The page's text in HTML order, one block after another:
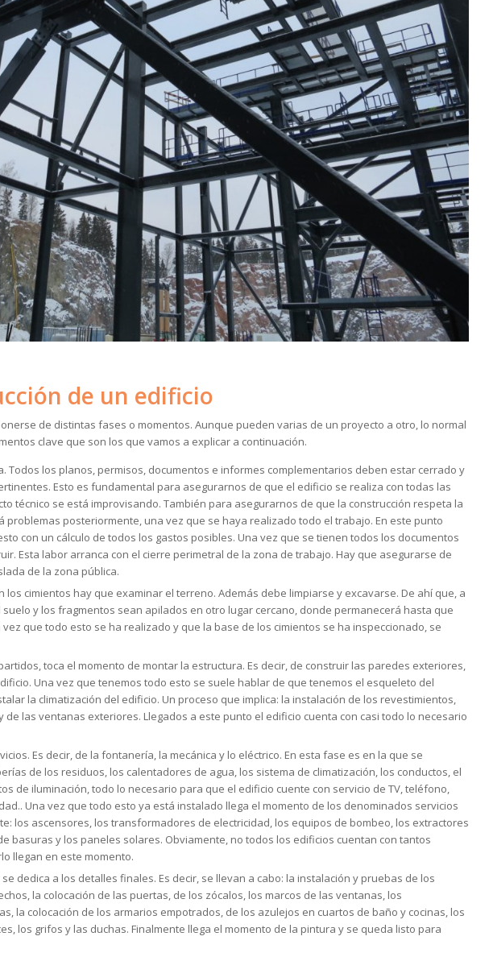
de un edificio
de distintas fases o momentos. Aunque pueden varias de un proyecto a otro, lo normal
clave que son los que vamos a explicar a continuación.
Todos los planos, permisos, documentos e informes complementarios deben estar cerrado y
Esto es fundamental para asegurarnos de que el edificio se realiza con todas las
técnico se está improvisando. También para asegurarnos de que la construcción respeta la
problemas posteriormente, una vez que se haya realizado todo el trabajo. En este punto
con un cálculo de todos los gastos posibles. Una vez que se tienen todos los documentos
Esta labor arranca con el cierre perimetral de la zona de trabajo. Hay que asegurarse de
de la zona pública.
los cimientos hay que examinar el terreno. Además debe limpiarse y excavarse. De ahí que, a
y los fragmentos sean apilados en otro lugar cercano, donde permanecerá hasta que
que todo esto se ha realizado y que la base de los cimientos se ha inspeccionado, se
toca el momento de montar la estructura. Es decir, de construir las paredes exteriores,
Una vez que tenemos todo esto se suele hablar de que tenemos el esqueleto del
la climatización del edificio. Un proceso que implica: la instalación de los revestimientos,
de las ventanas exteriores. Llegados a este punto el edificio cuenta con casi todo lo necesario
Es decir, de la fontanería, la mecánica y lo eléctrico. En esta fase es en la que se
de los residuos, los calentadores de agua, los sistema de climatización, los conductos, el
de iluminación, todo lo necesario para que el edificio cuente con servicio de TV, teléfono,
Una vez que todo esto ya está instalado llega el momento de los denominados servicios
los ascensores, los transformadores de electricidad, los equipos de bombeo, los extractores
basuras y los paneles solares. Obviamente, no todos los edificios cuentan con tantos
llegan en este momento.
dedica a los detalles finales. Es decir, se llevan a cabo: la instalación y pruebas de los
la colocación de las puertas, de los zócalos, los marcos de las ventanas, los
la colocación de los armarios empotrados, de los azulejos en cuartos de baño y cocinas, los
los grifos y las duchas. Finalmente llega el momento de la pintura y se queda listo para